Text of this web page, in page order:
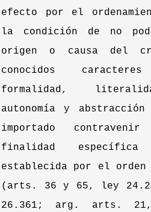
efecto por el
la condición de no
origen o causa del
conocidos
formalidad,
autonomía y
importado
finalidad
establecida por el orden
(arts. 36 y 65, ley
26.361; arg. arts.